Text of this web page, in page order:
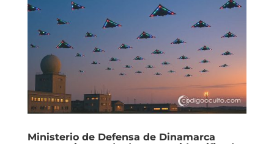
Ministerio de Defensa de Dinamarca